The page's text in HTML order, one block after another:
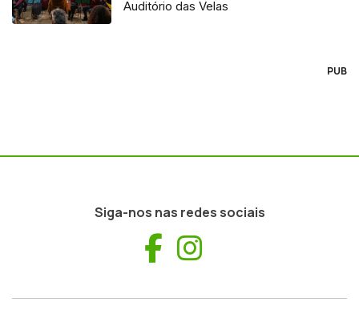
Auditório das Velas
PUB
Siga-nos nas redes sociais
Facebook